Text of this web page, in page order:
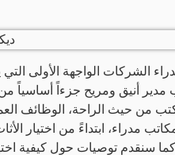
الشركات الواجهة الأولى
مدير أنيق ومريح جزءاً أساسياً
من حيث الراحة، الوظائف
مدراء، ابتداءً من اختيار
كما سنقدم توصيات حول كيفية